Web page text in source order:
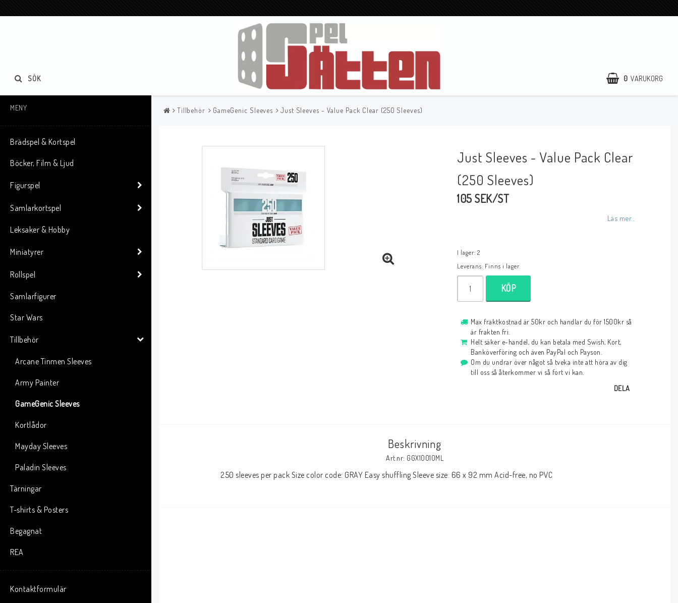
0 VARUKORG
SÖK
MENY
Brädspel & Kortspel
Böcker, Film & Ljud
Figurspel
Samlarkortspel
Leksaker & Hobby
Miniatyrer
Rollspel
Samlarfigurer
Star Wars
Tillbehör
Arcane Tinmen Sleeves
Army Painter
GameGenic Sleeves
Kortlådor
Mayday Sleeves
Paladin Sleeves
Tärningar
T-shirts & Posters
Begagnat
REA
Kontaktformulär
Tillbehör GameGenic Sleeves Just Sleeves - Value Pack Clear (250 Sleeves)
Just Sleeves - Value Pack Clear
(250 Sleeves)
105 SEK/ST
Läs mer...
I lager: 2
Leverans: Finns i lager.
KÖP
Max fraktkostnad är 50kr och handlar du för 1500kr så
är frakten fri.
Helt säker e-handel, du kan betala med Swish, Kort,
Banköverföring och även PayPal och Payson.
Om du undrar över något så tveka inte att höra av dig
till oss så återkommer vi så fort vi kan.
DELA
Beskrivning
Art.nr: GGX10010ML
250 sleeves per pack Size color code: GRAY Easy shuffling Sleeve size: 66 x 92 mm Acid-free, no PVC